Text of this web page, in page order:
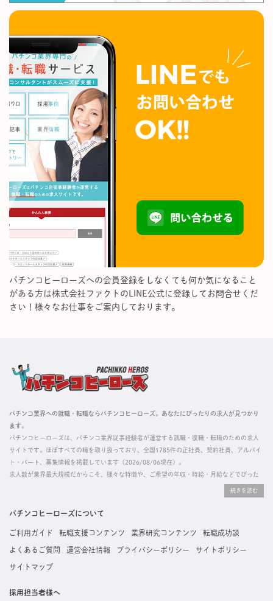
パチンコヒーローズへの会員登録をしなくても何か気になること
がある方は株式会社ファクトのLINE公式に登録してお問合せくだ
さい！様々なお仕事をご案内しております。
パチンコ業界への就職・転職ならパチンコヒーローズ。あなたにぴったりの求人が見つかり
ます。
パチンコヒーローズは、パチンコ業界従事経験者が運営する就職・復職・転職のための求人
サイトです。ほぼすべての職を取り扱っており、全国1785件の正社員、契約社員、アルバイ
ト・パート、募集情報を掲載しています（2026/08/06現在）。
求人数が業界最大規模だからこそ、様々な特徴や、ご希望の年収・時給・月給などでぴった
掲載している求人は、すべて契約法人様から寄せられた正規の求人情報です。応募いただい
た内容はすぐに直接事業所に届くためスムーズに転職・復職できます。
パチンコヒーローズについて
ご利用ガイド 転職支援コンテンツ 業界研究コンテンツ 転職成功談
よくあるご質問 運営会社情報 プライバシーポリシー サイトポリシー
サイトマップ
採用担当者様へ